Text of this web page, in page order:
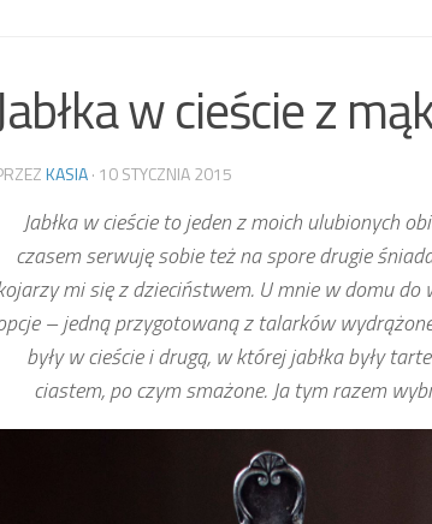
w cieście z
KASIA· 10 STYCZNIA 2015
Jabłka w cieście to jeden z moich ulubionych
czasem serwuję sobie też na spore drugie
mi się z dzieciństwem. U mnie w domu do
– jedną przygotowaną z talarków
były w cieście i drugą, w której jabłka były
ciastem, po czym smażone. Ja tym razem